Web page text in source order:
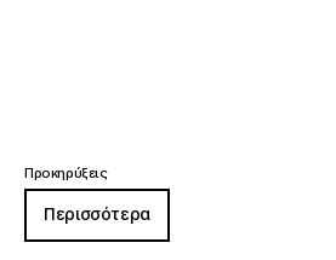
Προκηρύξεις
Περισσότερα